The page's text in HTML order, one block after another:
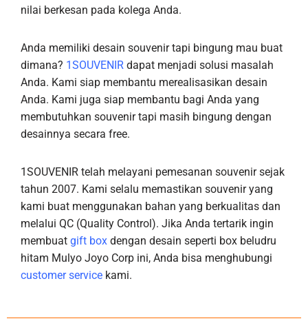
nilai berkesan pada kolega Anda.
Anda memiliki desain souvenir tapi bingung mau buat
dimana? 1SOUVENIR dapat menjadi solusi masalah
Anda. Kami siap membantu merealisasikan desain
Anda. Kami juga siap membantu bagi Anda yang
membutuhkan souvenir tapi masih bingung dengan
desainnya secara free.
1SOUVENIR telah melayani pemesanan souvenir sejak
tahun 2007. Kami selalu memastikan souvenir yang
kami buat menggunakan bahan yang berkualitas dan
melalui QC (Quality Control). Jika Anda tertarik ingin
membuat gift box dengan desain seperti box beludru
hitam Mulyo Joyo Corp ini, Anda bisa menghubungi
customer service kami.